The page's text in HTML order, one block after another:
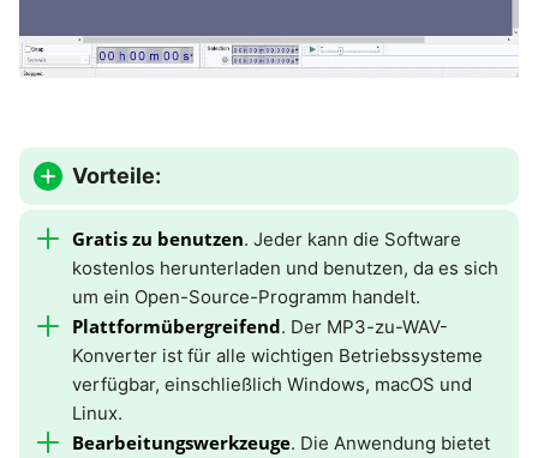
Vorteile:
Gratis zu benutzen. Jeder kann die Software
kostenlos herunterladen und benutzen, da es sich
um ein Open-Source-Programm handelt.
Plattformübergreifend. Der MP3-zu-WAV-
Konverter ist für alle wichtigen Betriebssysteme
verfügbar, einschließlich Windows, macOS und
Linux.
Bearbeitungswerkzeuge. Die Anwendung bietet